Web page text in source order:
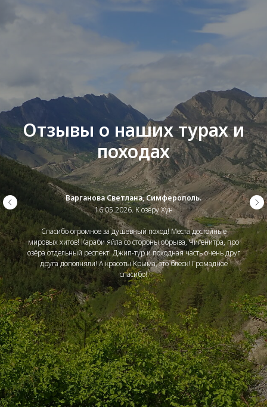
Отзывы о наших турах и
походах
Варганова Светлана, Симферополь.
16.05.2026. К озеру Хун
Спасибо огромное за душевный поход! Места достойные
мировых хитов! Караби яйла со стороны обрыва, Чигенитра, про
озёра отдельный респект! Джип-тур и походная часть очень друг
друга дополняли! А красоты Крыма, это блеск! Громадное
спасибо!